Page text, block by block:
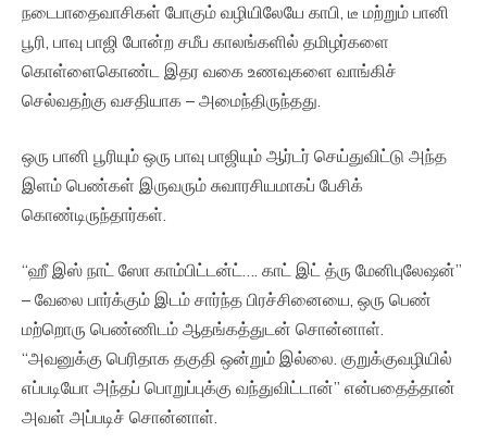
நடைபாதைவாசிகள் போகும் வழியிலேயே காபி, டீ மற்றும் பானி
பூரி, பாவு பாஜி போன்ற சமீப காலங்களில் தமிழர்களை
கொள்ளைகொண்ட இதர வகை உணவுகளை வாங்கிச்
செல்வதற்கு வசதியாக – அமைந்திருந்தது.
ஒரு பானி பூரியும் ஒரு பாவு பாஜியும் ஆர்டர் செய்துவிட்டு அந்த
இளம் பெண்கள் இருவரும் சுவாரசியமாகப் பேசிக்
கொண்டிருந்தார்கள்.
“ஹீ இஸ் நாட் ஸோ காம்பிட்டன்ட்…. காட் இட் த்ரு மேனிபுலேஷன்”
– வேலை பார்க்கும் இடம் சார்ந்த பிரச்சினையை, ஒரு பெண்
மற்றொரு பெண்ணிடம் ஆதங்கத்துடன் சொன்னாள்.
“அவனுக்கு பெரிதாக தகுதி ஒன்றும் இல்லை. குறுக்குவழியில்
எப்படியோ அந்தப் பொறுப்புக்கு வந்துவிட்டான்” என்பதைத்தான்
அவள் அப்படிச் சொன்னாள்.